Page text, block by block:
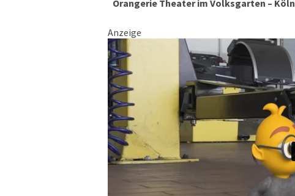
Orangerie Theater im Volksgarten – Köln
Anzeige